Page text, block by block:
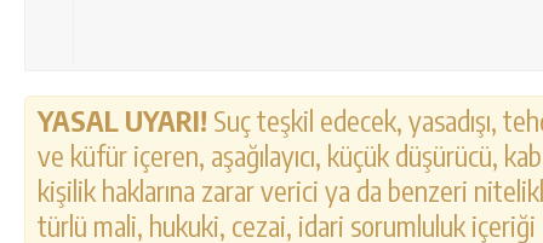
YASAL UYARI! Suç teşkil edecek, yasadışı,
ve küfür içeren, aşağılayıcı, küçük düşürücü,
kişilik haklarına zarar verici ya da benzeri
türlü mali, hukuki, cezai, idari sorumluluk